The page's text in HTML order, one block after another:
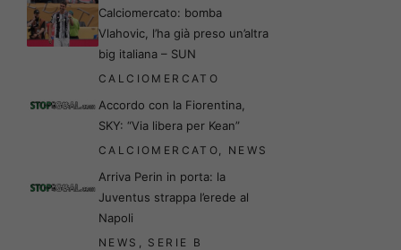
Calciomercato: bomba
Vlahovic, l’ha già preso un’altra
big italiana – SUN
CALCIOMERCATO
Accordo con la Fiorentina,
SKY: “Via libera per Kean”
CALCIOMERCATO, NEWS
Arriva Perin in porta: la
Juventus strappa l’erede al
Napoli
NEWS , SERIE B